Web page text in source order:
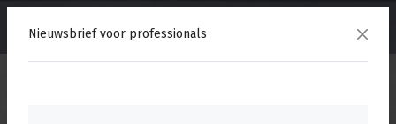
Nieuwsbrief voor professionals